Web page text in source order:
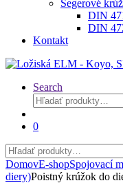
Segerové
DIN
DIN
Kontakt
Search
Hľadať:
0
Hľadať:
DomovE-shopSpojovací
diery)Poistný krúžok do